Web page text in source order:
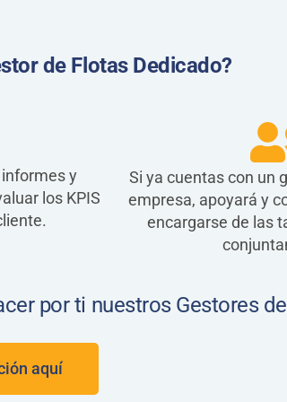
de Flotas Dedicado?
y
los KPIS
Si ya cuentas con un
empresa, apoyará y
encargarse de las
por ti nuestros Gestores
aquí